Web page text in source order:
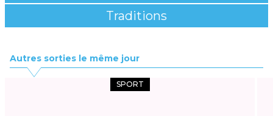
Traditions
Autres sorties le même jour
SPORT